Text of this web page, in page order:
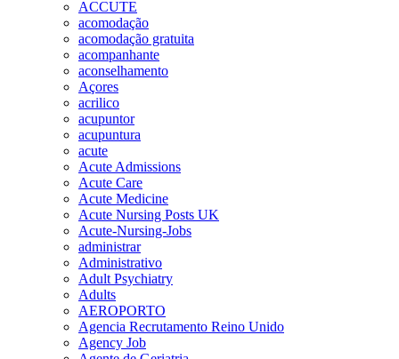
ACCUTE
acomodação
acomodação gratuita
acompanhante
aconselhamento
Açores
acrilico
acupuntor
acupuntura
acute
Acute Admissions
Acute Care
Acute Medicine
Acute Nursing Posts UK
Acute-Nursing-Jobs
administrar
Administrativo
Adult Psychiatry
Adults
AEROPORTO
Agencia Recrutamento Reino Unido
Agency Job